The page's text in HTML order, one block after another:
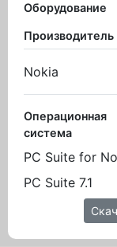
Оборудование
Производитель
Nokia
Операционная
система
PC Suite for
PC Suite 7.1